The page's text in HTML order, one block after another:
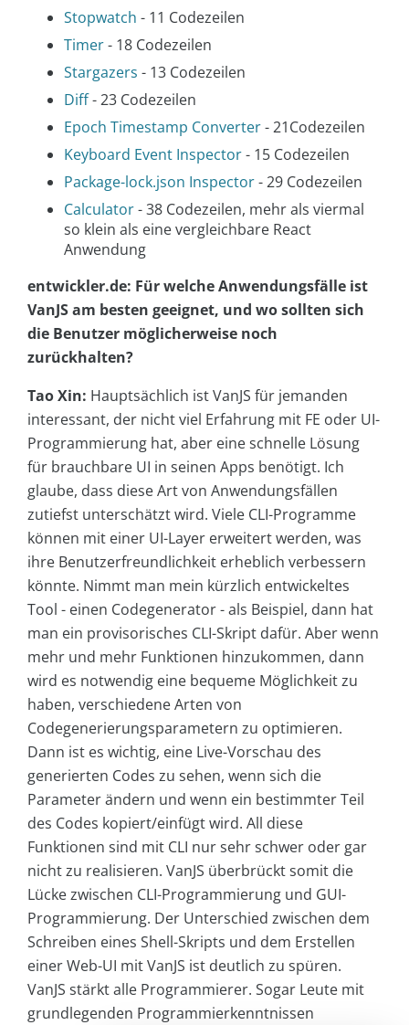
Stopwatch - 11 Codezeilen
Timer- 18 Codezeilen
Stargazers - 13 Codezeilen
Diff- 23 Codezeilen
Epoch Timestamp Converter- 21Codezeilen
Keyboard Event Inspector- 15 Codezeilen
Package-lock.json Inspector- 29 Codezeilen
Calculator- 38 Codezeilen, mehr als viermal
so klein als eine vergleichbare React
Anwendung
entwickler.de: Für welche Anwendungsfälle ist
VanJS am besten geeignet, und wo sollten sich
die Benutzer möglicherweise noch
zurückhalten?
Tao Xin: Hauptsächlich ist VanJS für jemanden
interessant, der nicht viel Erfahrung mit FE oder UI-
Programmierung hat, aber eine schnelle Lösung
für brauchbare UI in seinen Apps benötigt. Ich
glaube, dass diese Art von Anwendungsfällen
zutiefst unterschätzt wird. Viele CLI-Programme
können mit einer UI-Layer erweitert werden, was
ihre Benutzerfreundlichkeit erheblich verbessern
könnte. Nimmt man mein kürzlich entwickeltes
Tool - einen Codegenerator - als Beispiel, dann hat
man ein provisorisches CLI-Skript dafür. Aber wenn
mehr und mehr Funktionen hinzukommen, dann
wird es notwendig eine bequeme Möglichkeit zu
haben, verschiedene Arten von
Codegenerierungsparametern zu optimieren.
Dann ist es wichtig, eine Live-Vorschau des
generierten Codes zu sehen, wenn sich die
Parameter ändern und wenn ein bestimmter Teil
des Codes kopiert/einfügt wird. All diese
Funktionen sind mit CLI nur sehr schwer oder gar
nicht zu realisieren. VanJS überbrückt somit die
Lücke zwischen CLI-Programmierung und GUI-
Programmierung. Der Unterschied zwischen dem
Schreiben eines Shell-Skripts und dem Erstellen
einer Web-UI mit VanJS ist deutlich zu spüren.
VanJS stärkt alle Programmierer. Sogar Leute mit
grundlegenden Programmierkenntnissen